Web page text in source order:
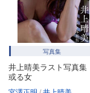
写真集
井上晴美ラスト写真集
或る女